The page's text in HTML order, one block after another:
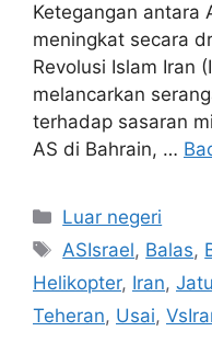
Ketegangan antara
meningkat secara
Revolusi Islam Iran
melancarkan
terhadap sasaran
AS di Bahrain, …
Kategori
Luar negeri
Tag
ASIsrael, Balas,
Helikopter, Iran,
Teheran, Usai,